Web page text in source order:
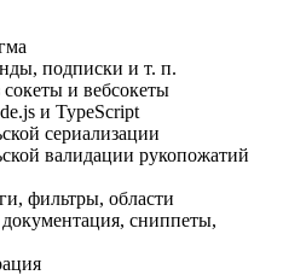
подписки и т. п.
и вебсокеты
и TypeScript
сериализации
валидации рукопожатий
фильтры, области
сниппеты,